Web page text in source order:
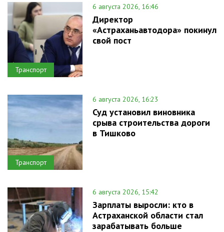
Транспорт
6 августа 2026, 16:46
Директор
«Астраханьавтодора» покинул
свой пост
Транспорт
6 августа 2026, 16:23
Суд установил виновника
срыва строительства дороги
в Тишково
6 августа 2026, 15:42
Зарплаты выросли: кто в
Астраханской области стал
зарабатывать больше